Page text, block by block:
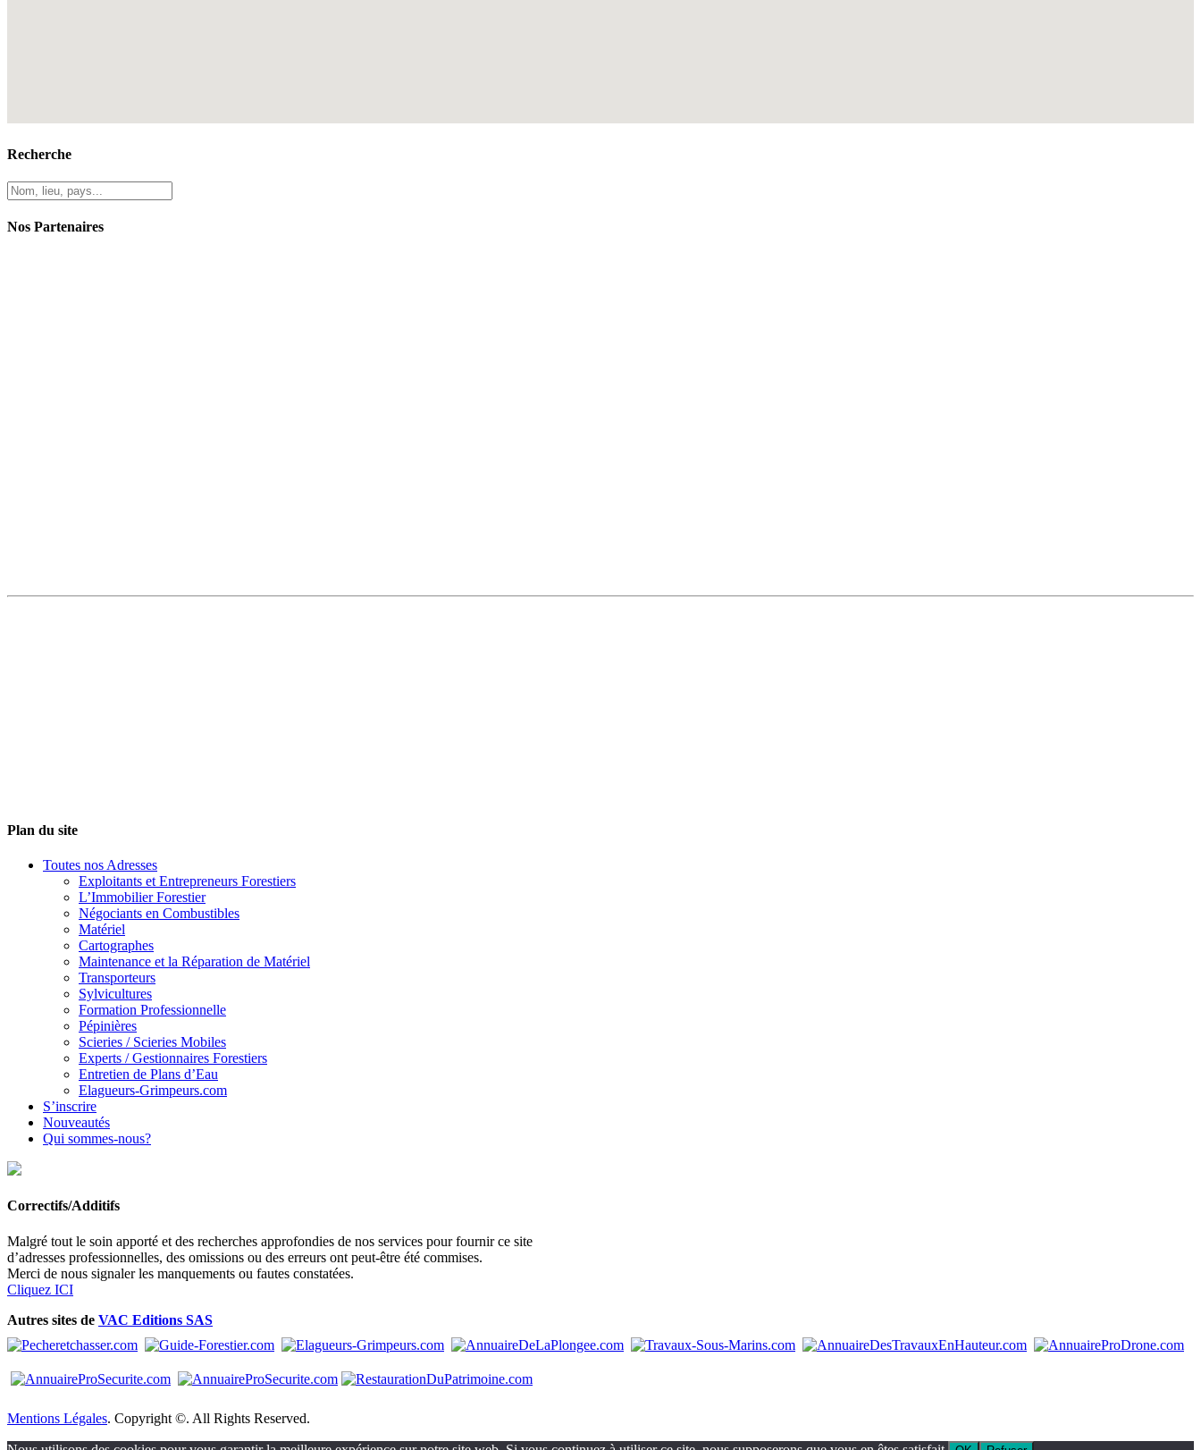
Recherche
Nos Partenaires
Plan du site
Toutes nos Adresses
Exploitants et Entrepreneurs Forestiers
L’Immobilier Forestier
Négociants en Combustibles
Matériel
Cartographes
Maintenance et la Réparation de Matériel
Transporteurs
Sylvicultures
Formation Professionnelle
Pépinières
Scieries / Scieries Mobiles
Experts / Gestionnaires Forestiers
Entretien de Plans d’Eau
Elagueurs-Grimpeurs.com
S’inscrire
Nouveautés
Qui sommes-nous?
Correctifs/Additifs
Malgré tout le soin apporté et des recherches approfondies de nos services pour fournir ce site
d’adresses professionnelles, des omissions ou des erreurs ont peut-être été commises.
Merci de nous signaler les manquements ou fautes constatées.
Cliquez ICI
Autres sites de VAC Editions SAS
Mentions Légales. Copyright ©. All Rights Reserved.